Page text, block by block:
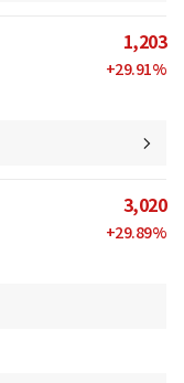
1,203
+29.91%
3,020
+29.89%